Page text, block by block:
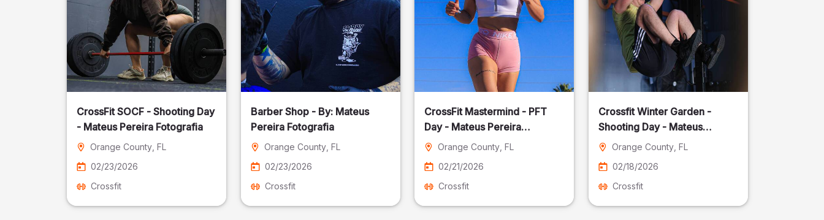
CrossFit SOCF - Shooting Day
- Mateus Pereira Fotografia
Orange County , FL
02/23/2026
Crossfit
Barber Shop - By: Mateus
Pereira Fotografia
Orange County, FL
02/23/2026
Crossfit
CrossFit Mastermind - PFT
Day - Mateus Pereira
Fotografia
Orange County , FL
02/21/2026
Crossfit
Crossfit Winter Garden -
Shooting Day - Mateus
Pereira Fotografia
Orange County, FL
02/18/2026
Crossfit